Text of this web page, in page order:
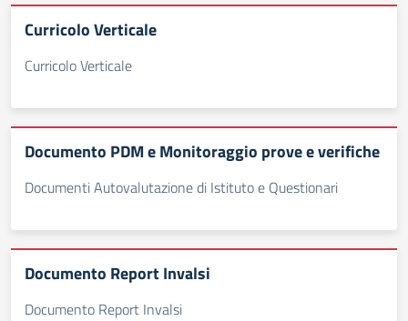
Curricolo Verticale
Curricolo Verticale
Documento PDM e Monitoraggio prove e verifiche
Documenti Autovalutazione di Istituto e Questionari
Documento Report Invalsi
Documento Report Invalsi